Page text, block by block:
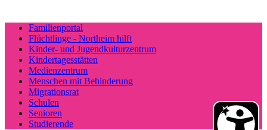
Familienportal
Flüchtlinge - Northeim hilft
Kinder- und Jugendkulturzentrum
Kindertagesstätten
Medienzentrum
Menschen mit Behinderung
Migrationsrat
Schulen
Senioren
Studierende